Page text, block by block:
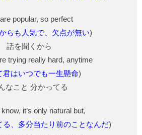
popular, so perfect
らも人気で、欠点が無い)
話を聞くから
trying really hard, anytime
君はいつでも一生懸命)
なこと 分かってる
it’s only natural but,
る、多分当たり前のことなんだ)